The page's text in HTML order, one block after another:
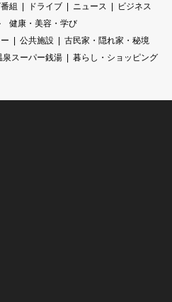
組 ドライブ ニュース
ビジネス
健康・美容・学び
公共施設
古民家・隠れ家・秘境
泉スーパー銭湯
暮らし・ショッピング